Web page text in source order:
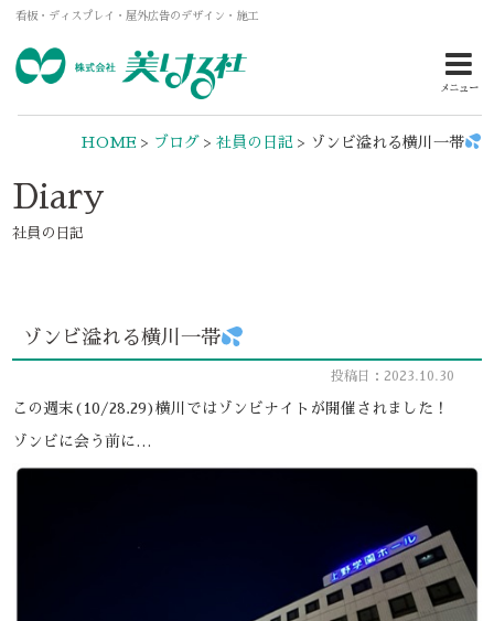
看板・ディスプレイ・屋外広告のデザイン・施工
メニュー
HOME> ブログ> 社員の日記 > ゾンビ溢れる横川一帯
Diary
社員の日記
ゾンビ溢れる横川一帯
投稿日：2023.10.30
この週末(10/28.29)横川ではゾンビナイトが開催されました！
ゾンビに会う前に…